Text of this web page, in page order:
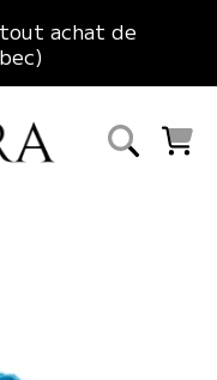
achat de